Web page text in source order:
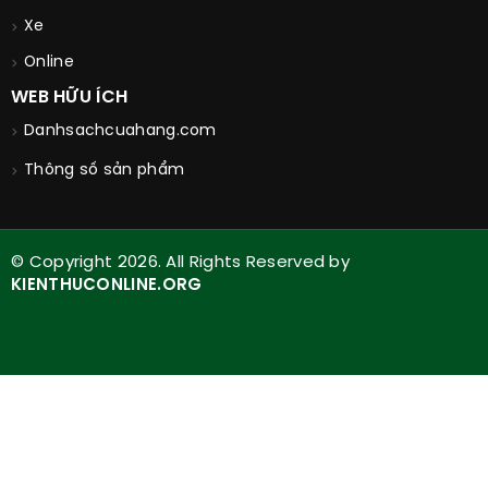
Xe
Online
WEB HỮU ÍCH
Danhsachcuahang.com
Thông số sản phẩm
© Copyright 2026. All Rights Reserved by
KIENTHUCONLINE.ORG